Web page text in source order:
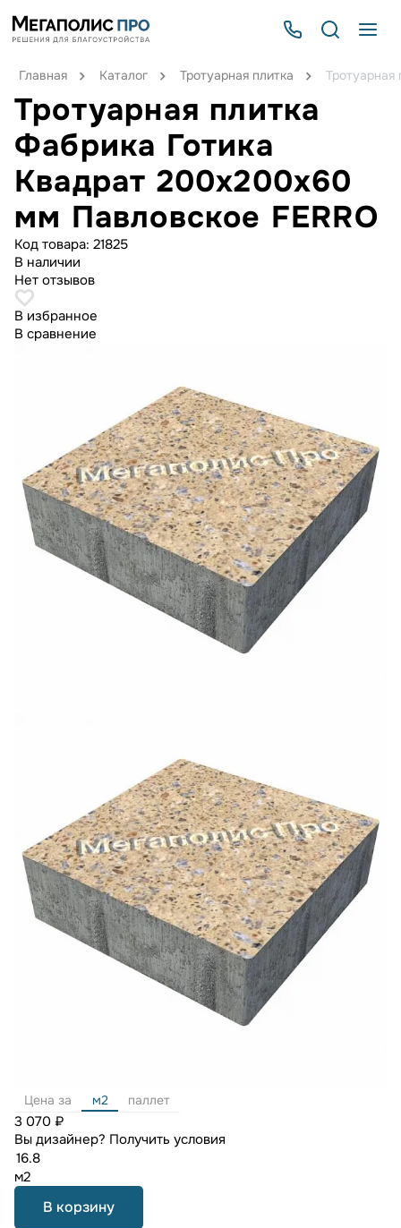
Главная Каталог Тротуарная плитка
Тротуарная плитка
Фабрика Готика
Квадрат 200х200х60
мм Павловское FERRO
Код товара: 21825
В наличии
Нет отзывов
В избранное
В сравнение
Цена за м2 паллет
3 070 ₽
Вы дизайнер? Получить условия
м2
В корзину